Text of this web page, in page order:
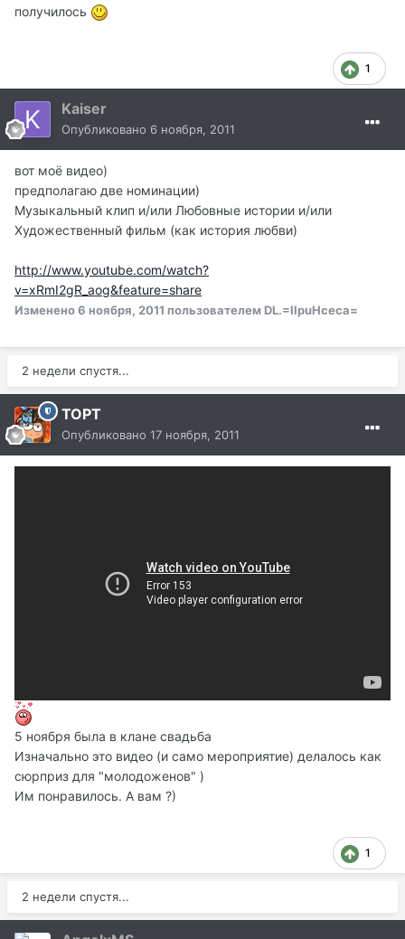
получилось
1
Kaiser
Опубликовано 6 ноября, 2011
вот моё видео)
предполагаю две номинации)
Музыкальный клип и/или Любовные истории и/или
Художественный фильм (как история любви)
http://www.youtube.com/watch?
v=xRmI2gR_aog&feature=share
Изменено6 ноября, 2011 пользователем DL.=IIpuHceca=
2 недели спустя...
TOPT
Опубликовано 17 ноября, 2011
5 ноября была в клане свадьба
Изначально это видео (и само мероприятие) делалось как
сюрприз для "молодоженов" )
Им понравилось. А вам ?)
1
2 недели спустя...